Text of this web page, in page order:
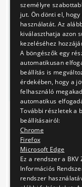
HÉV
oszlopok és
elemeinek,
fődarabjainak
diagnosztikai
vizsgálat
történő
cseréje
Előző
10 11
személyre
jut. Ön dönti el,
használatát. Az
kiválaszthatja azon
kezeléséhez
A böngészők egy
automatikusan
beállítás is
érdekében, hogy a
felhasználó
automatikus
További részletek a
beállításairól:
Chrome
Firefox
Microsoft Edge
Ez a rendszer a
Információs
rendszer